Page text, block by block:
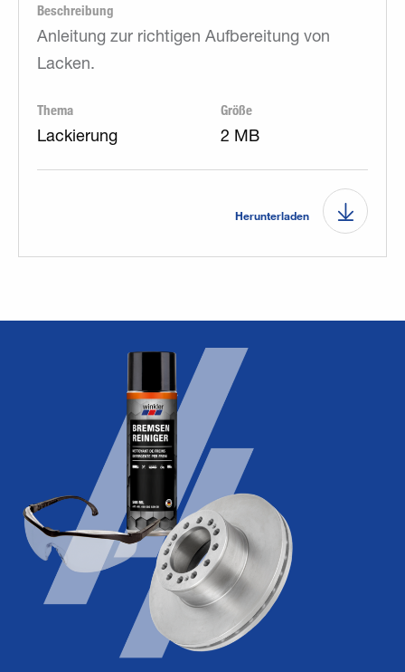
Beschreibung
Anleitung zur richtigen Aufbereitung von
Lacken.
Thema
Lackierung
Größe
2 MB
Herunterladen